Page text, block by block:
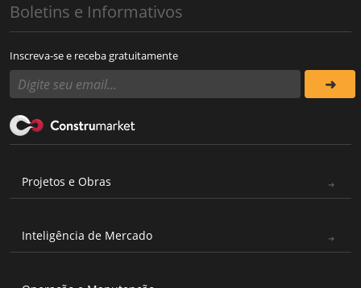
Boletins e Informativos
Inscreva-se e receba gratuitamente
Projetos e Obras
Inteligência de Mercado